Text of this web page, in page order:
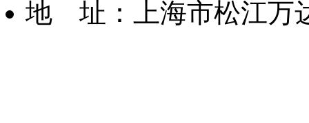
地 址：上海市松江万